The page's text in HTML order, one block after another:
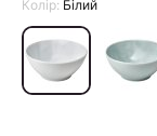
Колір: Білий